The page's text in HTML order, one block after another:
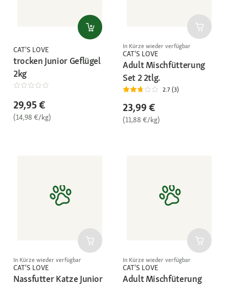
CAT'S LOVE
trocken Junior Geflügel
2kg
29,95 €
(14,98 €/kg)
In Kürze wieder verfügbar
CAT'S LOVE
Adult Mischfütterung
Set 2 2tlg.
2.7 (3)
23,99 €
(11,88 €/kg)
In Kürze wieder verfügbar
CAT'S LOVE
Nassfutter Katze Junior
In Kürze wieder verfügbar
CAT'S LOVE
Adult Mischfüterung